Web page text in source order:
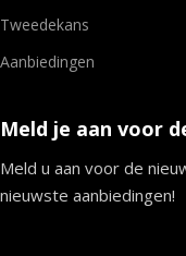
Tweedekans
Aanbiedingen
Meld je aan voor
Meld u aan voor de
nieuwste aanbiedingen!